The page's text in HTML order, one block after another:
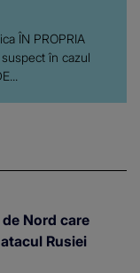
ÎN PROPRIA
în cazul
Nord care
Rusiei